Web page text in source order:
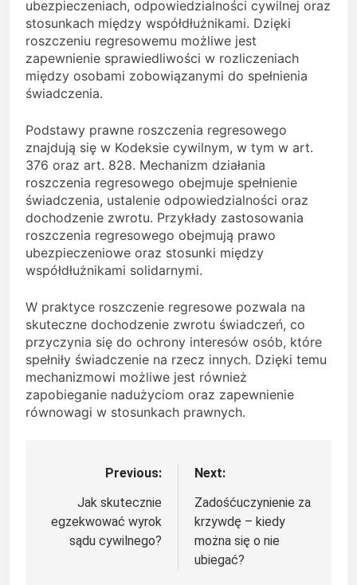
ubezpieczeniach, odpowiedzialności cywilnej oraz
stosunkach między współdłużnikami. Dzięki
roszczeniu regresowemu możliwe jest
zapewnienie sprawiedliwości w rozliczeniach
między osobami zobowiązanymi do spełnienia
świadczenia.
Podstawy prawne roszczenia regresowego
znajdują się w Kodeksie cywilnym, w tym w art.
376 oraz art. 828. Mechanizm działania
roszczenia regresowego obejmuje spełnienie
świadczenia, ustalenie odpowiedzialności oraz
dochodzenie zwrotu. Przykłady zastosowania
roszczenia regresowego obejmują prawo
ubezpieczeniowe oraz stosunki między
współdłużnikami solidarnymi.
W praktyce roszczenie regresowe pozwala na
skuteczne dochodzenie zwrotu świadczeń, co
przyczynia się do ochrony interesów osób, które
spełniły świadczenie na rzecz innych. Dzięki temu
mechanizmowi możliwe jest również
zapobieganie nadużyciom oraz zapewnienie
równowagi w stosunkach prawnych.
Nawigacja
wpisu
Previous:
Jak skutecznie
egzekwować wyrok
sądu cywilnego?
Next:
Zadośćuczynienie za
krzywdę – kiedy
można się o nie
ubiegać?